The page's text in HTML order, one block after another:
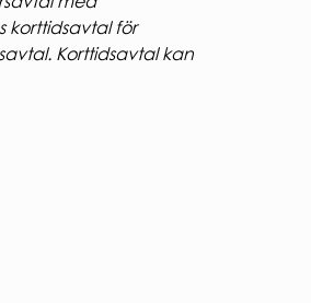
korttidsavtal för
Korttidsavtal kan